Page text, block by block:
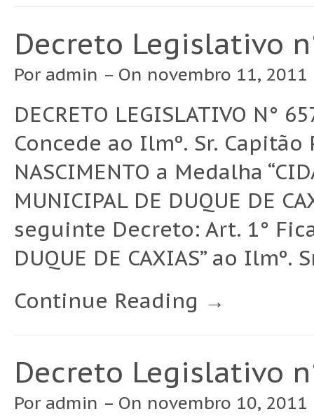
Decreto Legislativo
Por admin – On novembro 11,
DECRETO LEGISLATIVO N°
Concede ao Ilmº. Sr. Capitão
NASCIMENTO a Medalha
MUNICIPAL DE DUQUE DE
seguinte Decreto: Art. 1°
DUQUE DE CAXIAS” ao Ilmº.
Continue Reading →
Decreto Legislativo
Por admin – On novembro 10,